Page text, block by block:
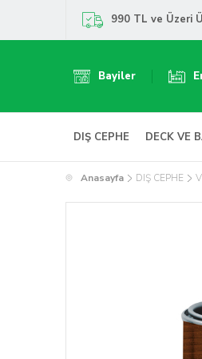
990 TL ve Üzeri
Bayiler
DIŞ CEPHE DECK VE
Anasayfa DIŞ CEPHE